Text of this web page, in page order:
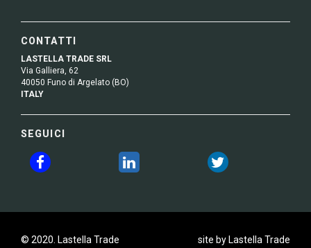
CONTATTI
LASTELLA TRADE SRL
Via Galliera, 62
40050 Funo di Argelato (BO)
ITALY
SEGUICI
© 2020. Lastella Trade site by Lastella Trade